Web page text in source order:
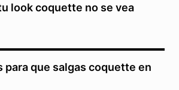
look coquette no se vea
para que salgas coquette en